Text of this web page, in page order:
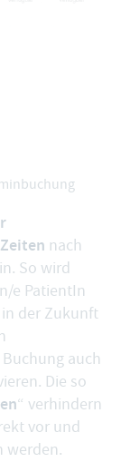
nach
So wird
e PatientIn
der Zukunft
auch
Die so
“ verhindern
vor und
werden.